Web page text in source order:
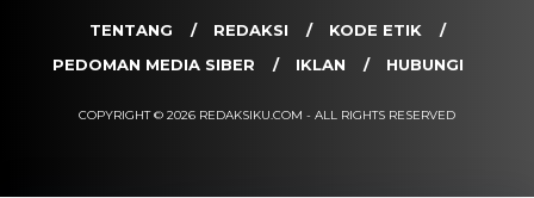
TENTANG REDAKSI
KODE ETIK
PEDOMAN MEDIA SIBER
IKLAN HUBUNGI
COPYRIGHT © 2026 REDAKSIKU.COM - ALL RIGHTS RESERVED